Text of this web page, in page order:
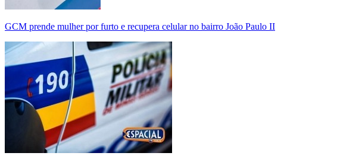
GCM prende mulher por furto e recupera celular no bairro João Paulo II